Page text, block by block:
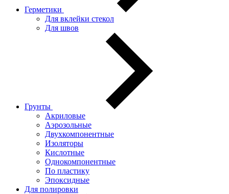
Герметики
Для вклейки стекол
Для швов
Грунты
Акриловые
Аэрозольные
Двухкомпонентные
Изоляторы
Кислотные
Однокомпонентные
По пластику
Эпоксидные
Для полировки